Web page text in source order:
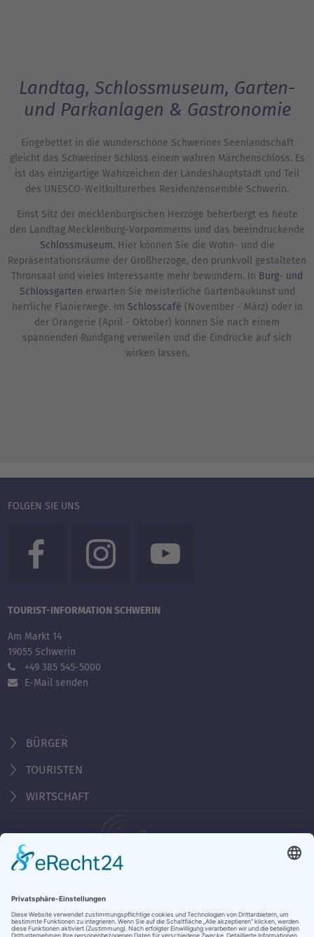
Landtag, Schlossmuseum, Garten-
und Parkanlagen & Gastronomie
Eingebettet in die wunderschöne Schweriner Seenlandschaft
gleicht das Schweriner Schloss einem wahren Märchenschloss. Es
ist das einzigartige Wahrzeichen der Landeshauptstadt und Teil
des UNESCO-Weltkulturerbes Residenzensemble Schwerin.
Einst Sitz der mecklenburgischen Herzöge beherbergt es heute
den Landtag Mecklenburg-Vorpommerns und das beeindruckende
Schlossmuseum. Hier können Sie die Wohn- und die
Repräsentationsräume der Großherzöge, den prunkvoll gestalteten
Thronsaal und vieles Interessante mehr bewundern. In Burg- und
Schlossgarten erwarten Sie meisterliche Gartenbaukunst und
herrliche Flanierwege. Im Schlosscafé (November - März) oder in
der Orangerie (April - Oktober) können Sie nach einem
spannenden Rundgang verweilen und die Eindrücke auf sich
wirken lassen.
FOLGEN SIE UNS
TOURIST-INFORMATION SCHWERIN
Am Markt 14
19055 Schwerin
+49 385 545-5000
E-Mail senden
BÜRGER
TOURISTEN
WIRTSCHAFT
Montag - Freitag 10:00 - 18:00 Uhr
Samstag, Sonntag, Feiertag 10:00 - 15:00 Uhr